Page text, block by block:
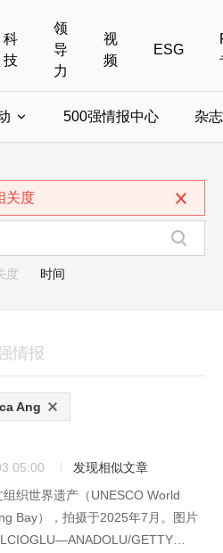
界女性
科
技
领
导
力
视
频
ESG
500强情报中心 杂
关度
度 时间
情报
Ang
05:00
发现相似文章
织世界遗产（UNESCO World
Bay），拍摄于2025年7月。图片
GETTY